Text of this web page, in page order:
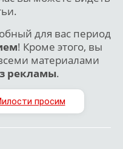
для вас период
! Кроме этого, вы
материалами
рекламы.
просим